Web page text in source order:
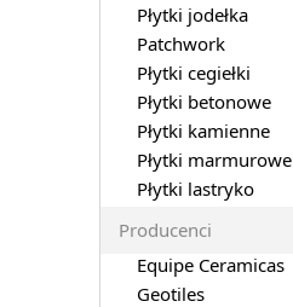
Płytki jodełka
Patchwork
Płytki cegiełki
Płytki betonowe
Płytki kamienne
Płytki marmurowe
Płytki lastryko
Producenci
Equipe Ceramicas
Geotiles